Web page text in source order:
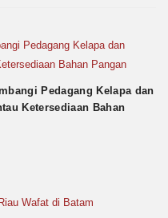
Pedagang Kelapa dan
Ketersediaan Bahan